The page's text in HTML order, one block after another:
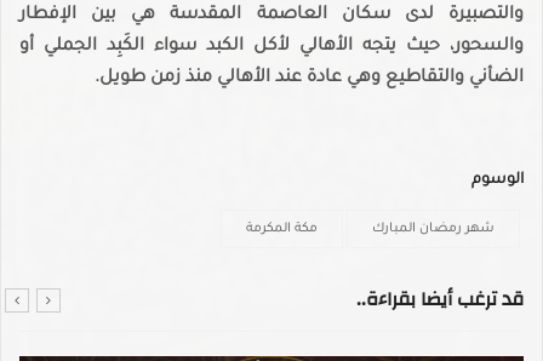
والتصبيرة لدى سكان العاصمة المقدسة هي بين الإفطار
والسحور، حيث يتجه الأهالي لأكل الكبد سواء الكَبِد الجملي أو
الضأني والتقاطيع وهي عادة عند الأهالي منذ زمن طويل.
الوسوم
شهر رمضان المبارك مكة المكرمة
قد ترغب أيضا بقراءة..